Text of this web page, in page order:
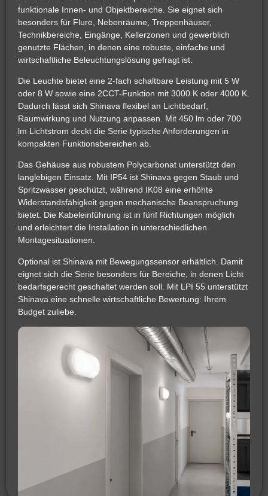
funktionale Innen- und Objektbereiche. Sie eignet sich
besonders für Flure, Nebenräume, Treppenhäuser,
Technikbereiche, Eingänge, Kellerzonen und gewerblich
genutzte Flächen, in denen eine robuste, einfache und
wirtschaftliche Beleuchtungslösung gefragt ist.
Die Leuchte bietet eine 2-fach schaltbare Leistung mit 5 W
oder 8 W sowie eine 2CCT-Funktion mit 3000 K oder 4000 K.
Dadurch lässt sich Shinava flexibel an Lichtbedarf,
Raumwirkung und Nutzung anpassen. Mit 450 lm oder 700
lm Lichtstrom deckt die Serie typische Anforderungen in
kompakten Funktionsbereichen ab.
Das Gehäuse aus robustem Polycarbonat unterstützt den
langlebigen Einsatz. Mit IP54 ist Shinava gegen Staub und
Spritzwasser geschützt, während IK08 eine erhöhte
Widerstandsfähigkeit gegen mechanische Beanspruchung
bietet. Die Kabeleinführung ist in fünf Richtungen möglich
und erleichtert die Installation in unterschiedlichen
Montagesituationen.
Optional ist Shinava mit Bewegungssensor erhältlich. Damit
eignet sich die Serie besonders für Bereiche, in denen Licht
bedarfsgerecht geschaltet werden soll. Mit LPI 55 unterstützt
Shinava eine schnelle wirtschaftliche Bewertung: Ihrem
Budget zuliebe.